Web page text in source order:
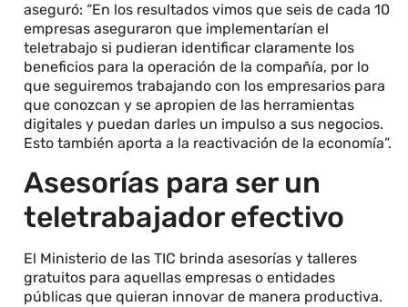
aseguró: “En los resultados vimos que seis de cada 10
empresas aseguraron que implementarían el
teletrabajo si pudieran identificar claramente los
beneficios para la operación de la compañía, por lo
que seguiremos trabajando con los empresarios para
que conozcan y se apropien de las herramientas
digitales y puedan darles un impulso a sus negocios.
Esto también aporta a la reactivación de la economía”.
Asesorías para ser un
teletrabajador efectivo
El Ministerio de las TIC brinda asesorías y talleres
gratuitos para aquellas empresas o entidades
públicas que quieran innovar de manera productiva.